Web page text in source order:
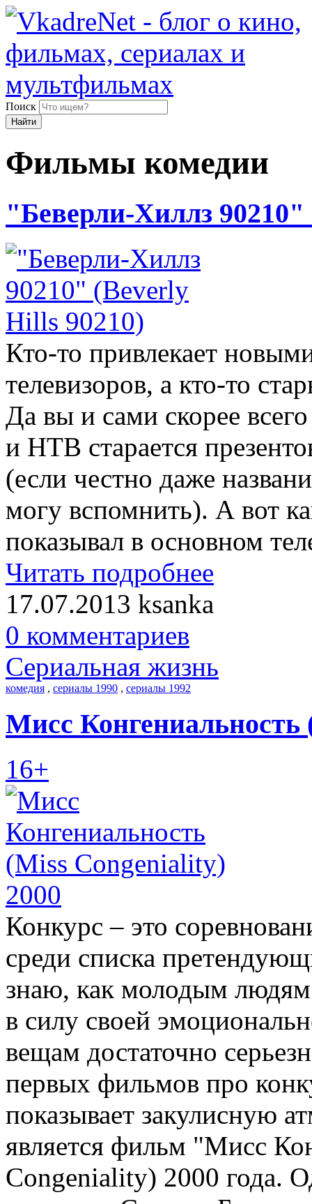
Поиск
Найти
Фильмы комедии
"Беверли-Хиллз
Кто-то привлекает
телевизоров, а кто-то
Да вы и сами скорее
и НТВ старается
(если честно даже
могу вспомнить). А вот
показывал в основном
Читать подробнее
17.07.2013 ksanka
0 комментариев
Сериальная жизнь
комедия , сериалы 1990 , сериалы 1992
Мисс Конгениальность
16+
Конкурс – это
среди списка
знаю, как молодым
в силу своей
вещам достаточно
первых фильмов про
показывает закулисную
является фильм "Мисс
Congeniality) 2000 года.